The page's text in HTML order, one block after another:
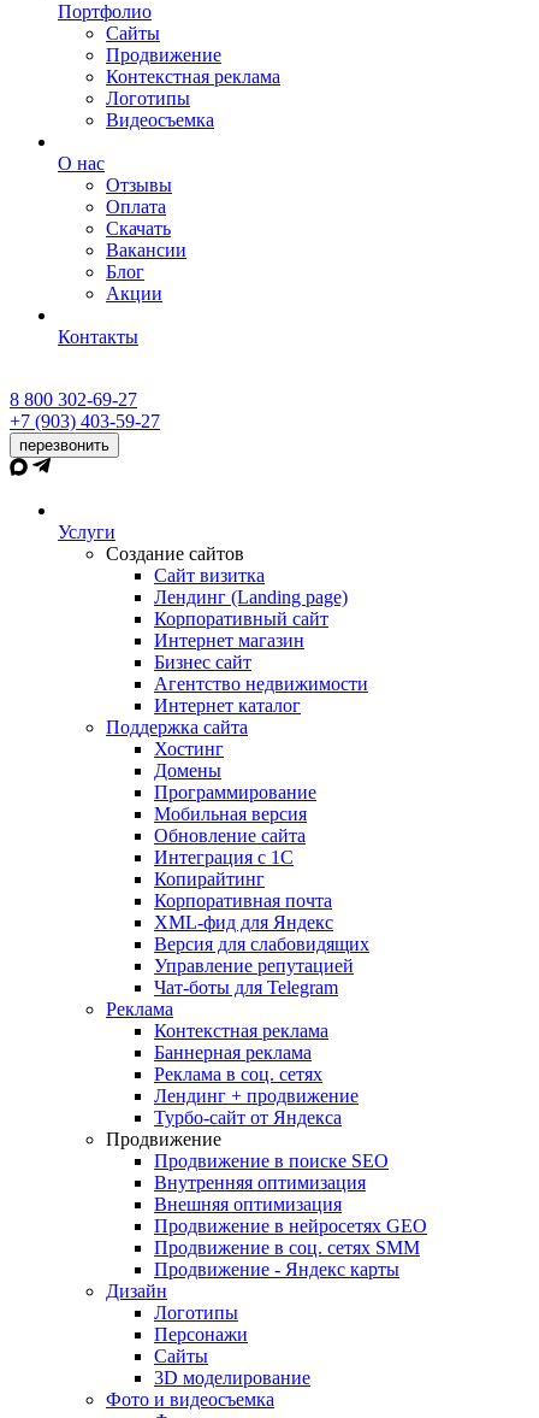
Портфолио
Сайты
Продвижение
Контекстная реклама
Логотипы
Видеосъемка
О нас
Отзывы
Оплата
Скачать
Вакансии
Блог
Акции
Контакты
8 800 302-69-27
+7 (903) 403-59-27
перезвонить
Услуги
Создание сайтов
Сайт визитка
Лендинг (Landing page)
Корпоративный сайт
Интернет магазин
Бизнес сайт
Агентство недвижимости
Интернет каталог
Поддержка сайта
Хостинг
Домены
Программирование
Мобильная версия
Обновление сайта
Интеграция с 1С
Копирайтинг
Корпоративная почта
XML-фид для Яндекс
Версия для слабовидящих
Управление репутацией
Чат-боты для Telegram
Реклама
Контекстная реклама
Баннерная реклама
Реклама в соц. сетях
Лендинг + продвижение
Турбо-сайт от Яндекса
Продвижение
Продвижение в поиске SEO
Внутренняя оптимизация
Внешняя оптимизация
Продвижение в нейросетях GEO
Продвижение в соц. сетях SMM
Продвижение - Яндекс карты
Дизайн
Логотипы
Персонажи
Сайты
3D моделирование
Фото и видеосъемка